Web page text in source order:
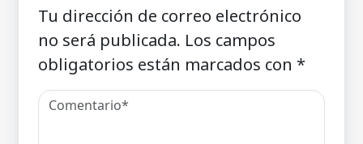
Tu dirección de correo electrónico
no será publicada. Los campos
obligatorios están marcados con *